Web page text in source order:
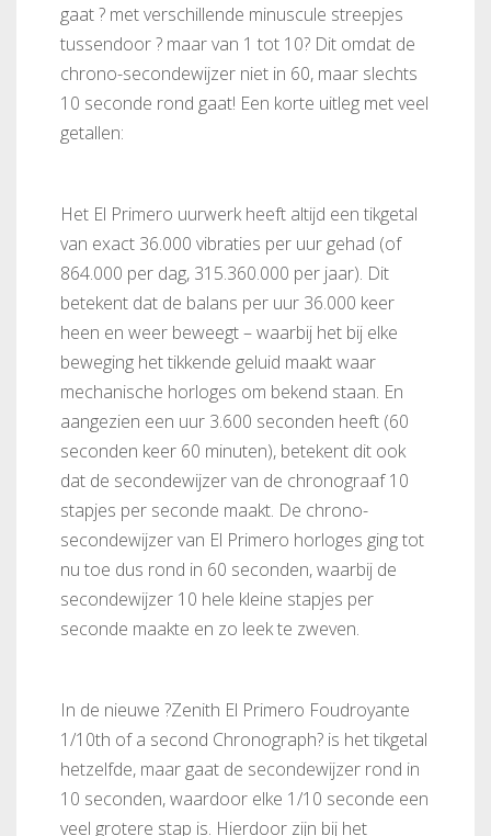
gaat ? met verschillende minuscule streepjes
tussendoor ? maar van 1 tot 10? Dit omdat de
chrono-secondewijzer niet in 60, maar slechts
10 seconde rond gaat! Een korte uitleg met veel
getallen:
Het El Primero uurwerk heeft altijd een tikgetal
van exact 36.000 vibraties per uur gehad (of
864.000 per dag, 315.360.000 per jaar). Dit
betekent dat de balans per uur 36.000 keer
heen en weer beweegt – waarbij het bij elke
beweging het tikkende geluid maakt waar
mechanische horloges om bekend staan. En
aangezien een uur 3.600 seconden heeft (60
seconden keer 60 minuten), betekent dit ook
dat de secondewijzer van de chronograaf 10
stapjes per seconde maakt. De chrono-
secondewijzer van El Primero horloges ging tot
nu toe dus rond in 60 seconden, waarbij de
secondewijzer 10 hele kleine stapjes per
seconde maakte en zo leek te zweven.
In de nieuwe ?Zenith El Primero Foudroyante
1/10th of a second Chronograph? is het tikgetal
hetzelfde, maar gaat de secondewijzer rond in
10 seconden, waardoor elke 1/10 seconde een
veel grotere stap is. Hierdoor zijn bij het